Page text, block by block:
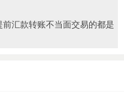
汇款转账不当面交易的都是